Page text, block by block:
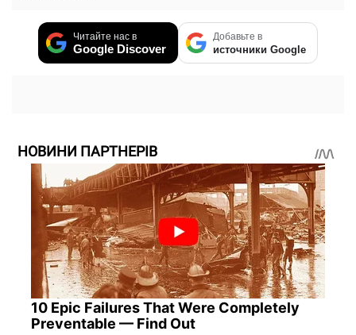
Читайте нас в
Google Discover
Добавьте в
источники Google
НОВИНИ ПАРТНЕРІВ
10 Epic Failures That Were Completely
Preventable — Find Out